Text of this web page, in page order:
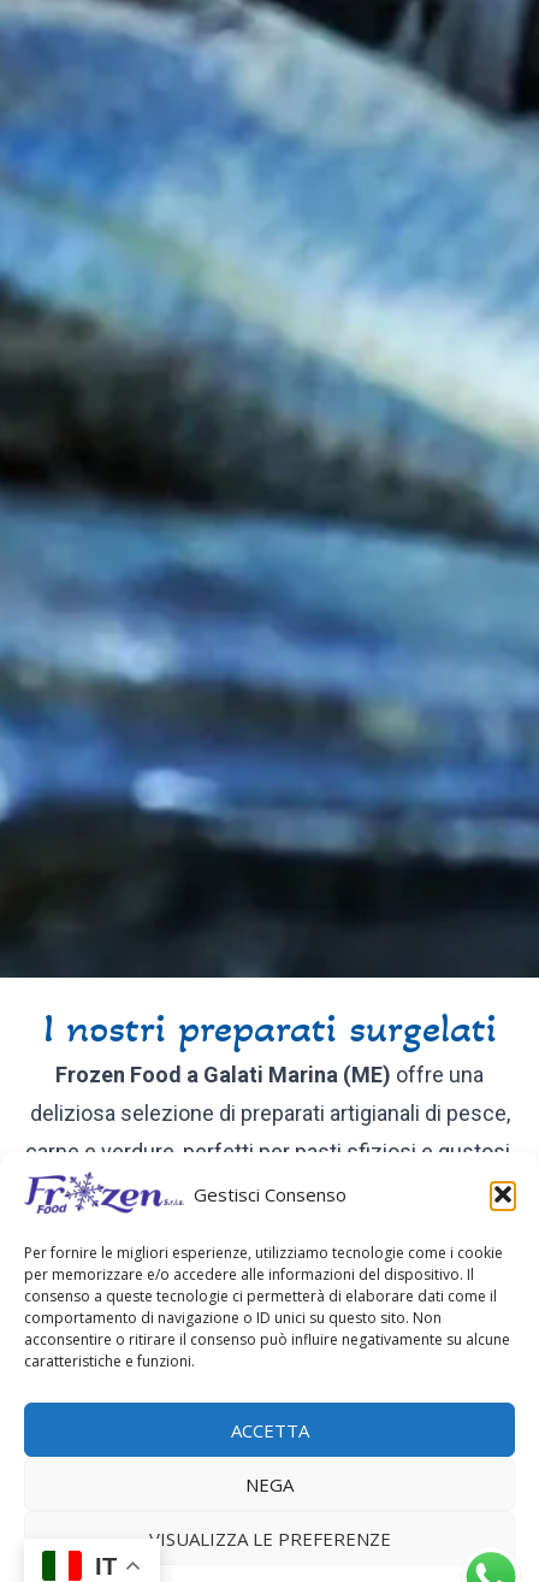
Gestisci Consenso
Per fornire le migliori esperienze, utilizziamo tecnologie come i cookie
per memorizzare e/o accedere alle informazioni del dispositivo. Il
consenso a queste tecnologie ci permetterà di elaborare dati come il
comportamento di navigazione o ID unici su questo sito. Non
acconsentire o ritirare il consenso può influire negativamente su alcune
caratteristiche e funzioni.
ACCETTA
NEGA
VISUALIZZA LE PREFERENZE
I nostri preparati surgelati
Frozen Food a Galati Marina (ME) offre una
deliziosa selezione di preparati artigianali di pesce,
carne e verdure, perfetti per pasti sfiziosi e gustosi.
Sperimenta la bontà dei nostri preparati, involtini di
merluzzo. Ogni prodotto è accuratamente
preparato per garantirvi sapore e qualità in ogni
boccone. Ideali per cene in famiglia, aperitivi o
ogni pasto speciale.Vieni a scoprire i nostri
deliziosi preparati e lasciati conquistare dalla
praticità e dal gusto!
IT